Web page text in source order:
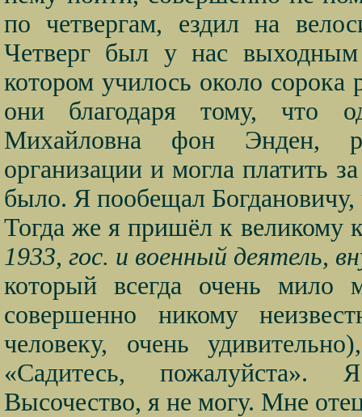
по четвергам, ездил на
Четверг был у нас
котором училось около сорока
они благодаря тому, что
Михайловна фон Энден,
организации и могла платить
было. Я пообещал Богдановичу,
Тогда же я пришёл к
1933, гос. и военный деятель,
который всегда очень
совершенно никому
человеку, очень
«Садитесь, пожалуйста».
Высочество, я не могу. Мне